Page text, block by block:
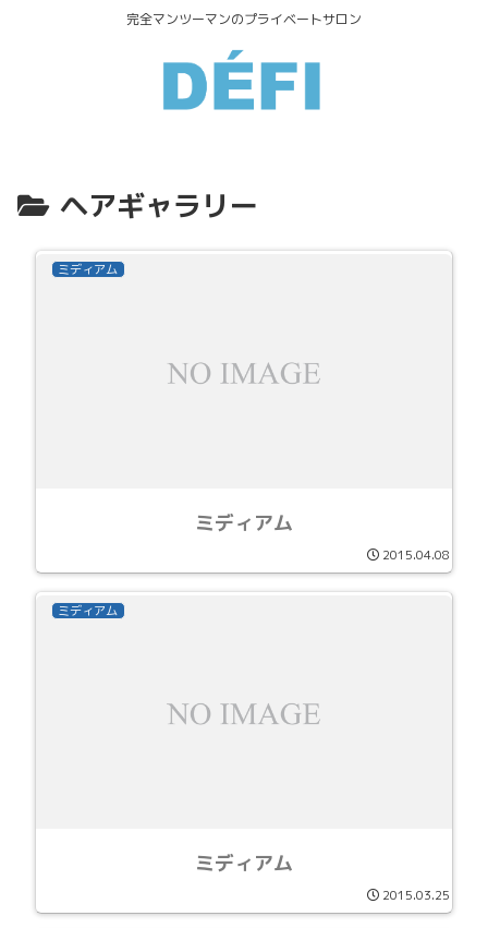
完全マンツーマンのプライベートサロン
ヘアギャラリー
ミディアム
ミディアム
2015.04.08
ミディアム
ミディアム
2015.03.25